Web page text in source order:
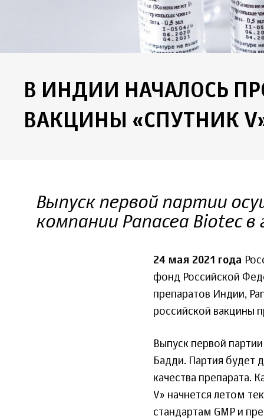
В ИНДИИ НАЧАЛОСЬ
ВАКЦИНЫ «СПУТНИК
Выпуск первой партии
компании Panacea Biotec в
24 мая 2021 года
фонд Российской
препаратов Индии,
российской вакцины
Выпуск первой
Бадди. Партия будет
качества препарата.
V» начнется летом
стандартам GMP и